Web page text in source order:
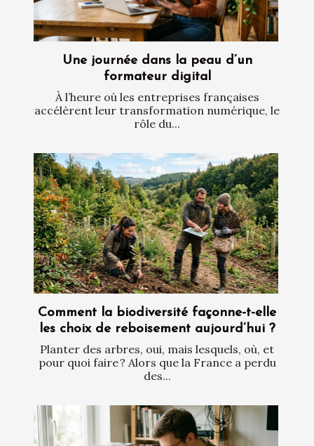
Une journée dans la peau d’un
formateur digital
À l’heure où les entreprises françaises
accélèrent leur transformation numérique, le
rôle du...
Comment la biodiversité façonne-t-elle
les choix de reboisement aujourd’hui ?
Planter des arbres, oui, mais lesquels, où, et
pour quoi faire ? Alors que la France a perdu
des...